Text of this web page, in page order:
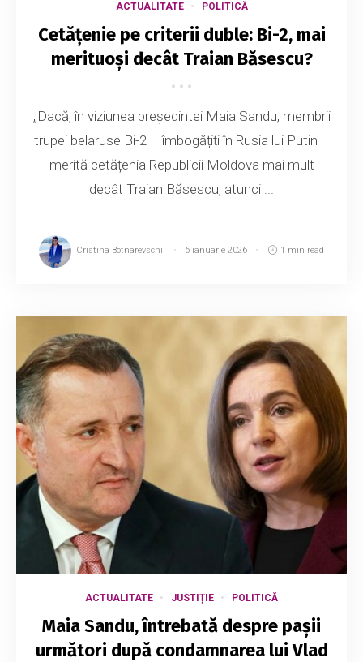
ACTUALITATE POLITICĂ
Cetățenie pe criterii duble: Bi-2, mai
merituoși decât Traian Băsescu?
„Dacă, în viziunea președintei Maia Sandu, membrii
trupei belaruse Bi-2 – îmbogățiți în Rusia lui Putin –
merită cetățenia Republicii Moldova mai mult
decât Traian Băsescu, atunci ...
Cristina Botnarevschi 6 ianuarie 2026 1 min read
ACTUALITATE JUSTIȚIE POLITICĂ
Maia Sandu, întrebată despre pașii
următori după condamnarea lui Vlad